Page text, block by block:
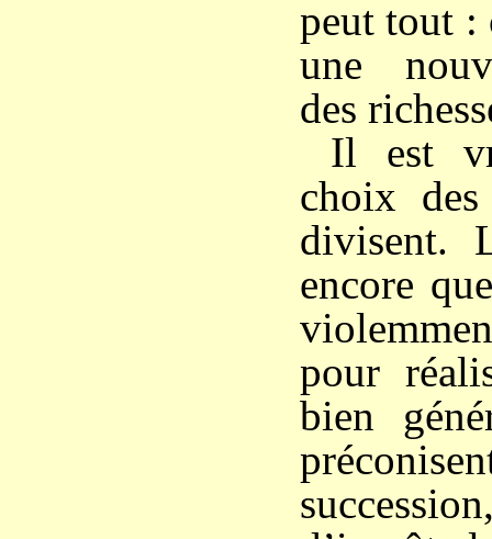
peut tout :
une
des
Il est
choix
divisent.
encore
pour
bien